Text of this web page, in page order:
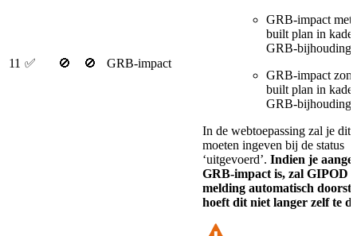
11 ✅ 🚫 🚫 GRB-impact
GRB-impact met
built plan in
GRB-bijhouding
GRB-impact
built plan in
GRB-bijhouding
In de webtoepassing zal je dit
moeten ingeven bij de status
‘uitgevoerd’. Indien je
GRB-impact is, zal GIPOD
melding automatisch
hoeft dit niet langer zelf te